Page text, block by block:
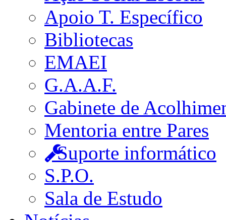
Apoio T. Específico
Bibliotecas
EMAEI
G.A.A.F.
Gabinete de
Mentoria entre Pares
Suporte informático
S.P.O.
Sala de Estudo